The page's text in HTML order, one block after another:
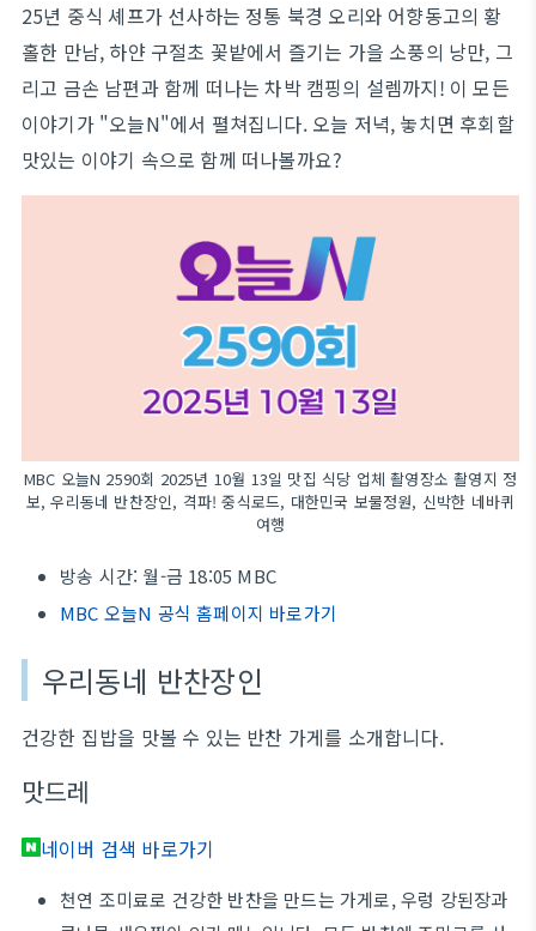
25년 중식 셰프가 선사하는 정통 북경 오리와 어향동고의 황
홀한 만남, 하얀 구절초 꽃밭에서 즐기는 가을 소풍의 낭만, 그
리고 금손 남편과 함께 떠나는 차박 캠핑의 설렘까지! 이 모든
이야기가 "오늘N"에서 펼쳐집니다. 오늘 저녁, 놓치면 후회할
맛있는 이야기 속으로 함께 떠나볼까요?
MBC 오늘N 2590회 2025년 10월 13일 맛집 식당 업체 촬영장소 촬영지 정
보, 우리동네 반찬장인, 격파! 중식로드, 대한민국 보물정원, 신박한 네바퀴
여행
방송 시간: 월-금 18:05 MBC
MBC 오늘N 공식 홈페이지 바로가기
우리동네 반찬장인
건강한 집밥을 맛볼 수 있는 반찬 가게를 소개합니다.
맛드레
네이버 검색 바로가기
천연 조미료로 건강한 반찬을 만드는 가게로, 우렁 강된장과